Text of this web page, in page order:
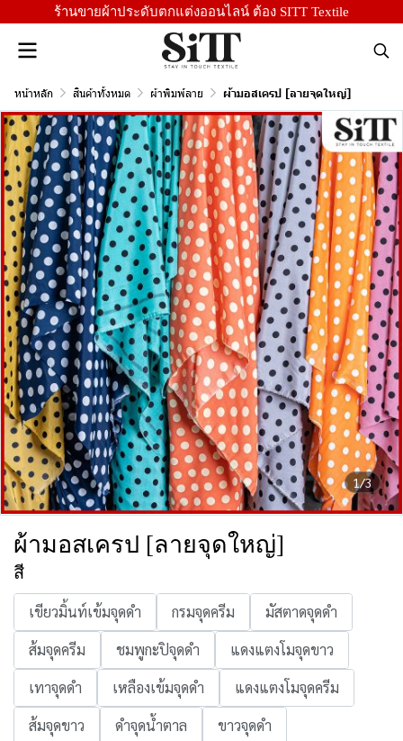
ร้านขายผ้าประดับตกแต่งออนไลน์ ต้อง SITT Textile
หน้าหลัก สินค้าทั้งหมด ผ้าพิมพ์ลาย ผ้ามอสเครป [ลายจุดใหญ่]
1/3
ผ้ามอสเครป [ลายจุดใหญ่]
สี
เขียวมิ้นท์เข้มจุดดำ กรมจุดครีม
มัสตาดจุดดำ
ส้มจุดครีม
ชมพูกะปิจุดดำ
แดงแตงโมจุดขาว
เทาจุดดำ
เหลืองเข้มจุดดำ
แดงแตงโมจุดครีม
ส้มจุดขาว
ดำจุดน้ำตาล
ขาวจุดดำ